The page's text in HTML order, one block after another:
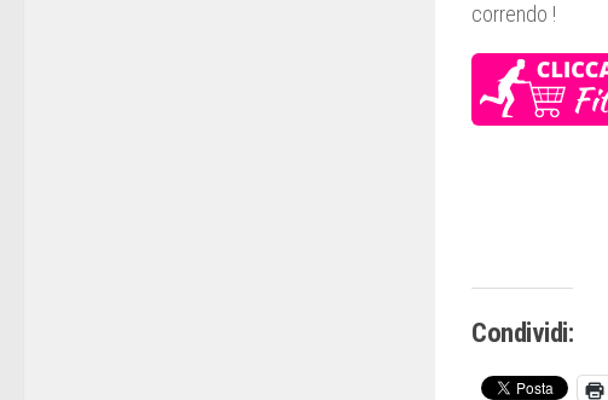
correndo !
Condividi: